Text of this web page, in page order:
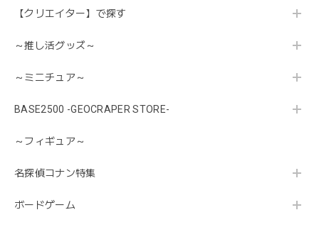
【クリエイター】で探す
～推し活グッズ～
～ミニチュア～
BASE2500 -GEOCRAPER STORE-
～フィギュア～
名探偵コナン特集
ボードゲーム